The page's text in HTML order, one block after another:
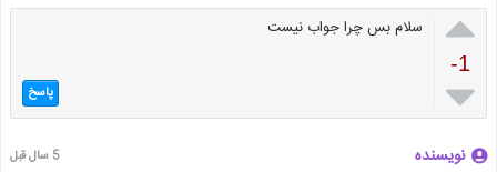

-1

سلام بس چرا جواب نیست
پاسخ
نویسنده 5 سال قبل